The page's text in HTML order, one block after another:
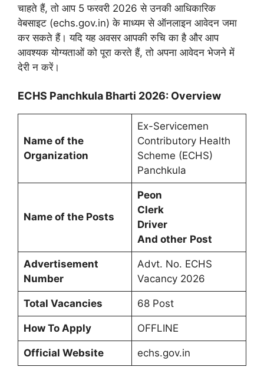
चाहते हैं, तो आप 5 फरवरी 2026 से उनकी आधिकारिक
वेबसाइट (echs.gov.in) के माध्यम से ऑनलाइन आवेदन जमा
कर सकते हैं। यदि यह अवसर आपकी रुचि का है और आप
आवश्यक योग्यताओं को पूरा करते हैं, तो अपना आवेदन भेजने में
देरी न करें।
ECHS Panchkula Bharti 2026: Overview
Name of the
Organization
Ex-Servicemen
Contributory Health
Scheme (ECHS)
Panchkula
Name of the Posts
Peon
Clerk
Driver
And other Post
Advertisement
Number
Advt. No. ECHS
Vacancy 2026
Total Vacancies 68 Post
How To Apply OFFLINE
Official Website echs.gov.in